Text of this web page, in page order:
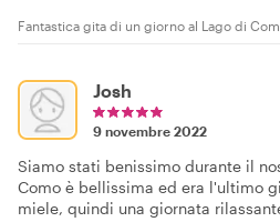
Fantastica gita di un giorno al Lago di
Josh
9 novembre 2022
Siamo stati benissimo durante il
Como è bellissima ed era l'ultimo
miele, quindi una giornata